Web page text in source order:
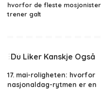
hvorfor de fleste mosjonister
trener galt
Du Liker Kanskje Også
17. mai-roligheten: hvorfor
nasjonaldag-rytmen er en